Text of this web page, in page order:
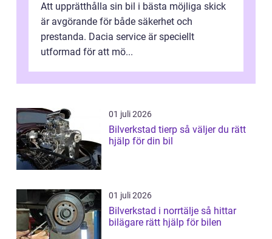
Att upprätthålla sin bil i bästa möjliga skick
är avgörande för både säkerhet och
prestanda. Dacia service är speciellt
utformad för att mö...
01 juli 2026
Bilverkstad tierp så väljer du rätt
hjälp för din bil
01 juli 2026
Bilverkstad i norrtälje så hittar
bilägare rätt hjälp för bilen